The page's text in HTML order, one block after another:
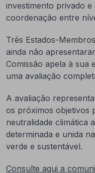
investimento privado
coordenação entre
Três Estados-
ainda não
Comissão apela à sua
uma avaliação
A avaliação
os próximos objetivos
neutralidade climática
determinada e unida
verde e sustentável.
Consulte aqui a